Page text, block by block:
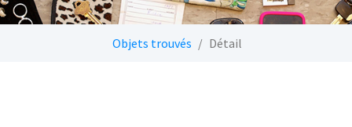
Objets trouvés Détail